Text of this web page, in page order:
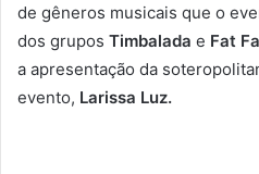
de gêneros musicais que o
dos grupos Timbalada e Fat
a apresentação da
evento, Larissa Luz.